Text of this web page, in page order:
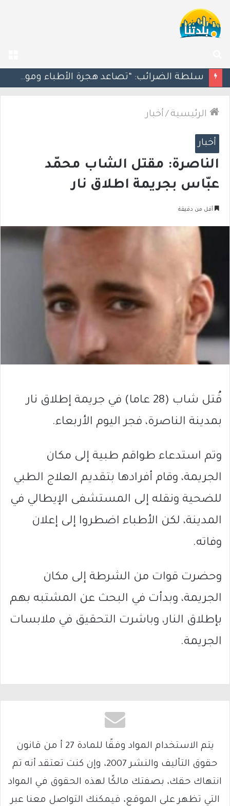
عن
مسؤول إسرائيلي: الحكومة اللبنانية وافقت على وجود الجيش الإسرائيلي داخل أراضيها
الرئيسية / أخبار
أخبار
الناصرة: مقتل الشاب محمّد
عبّاس بجريمة اطلاق نار
أقل من دقيقة
قُتل شاب (28 عاما) في جريمة إطلاق نار
بمدينة الناصرة، فجر اليوم الأربعاء.
وتم استدعاء طواقم طبية إلى مكان
الجريمة، وقام أفرادها بتقديم العلاج الطبي
للضحية ونقله إلى المستشفى الإيطالي في
المدينة، لكن الأطباء اضطروا إلى إعلان
وفاته.
وحضرت قوات من الشرطة إلى مكان
الجريمة، وبدأت في البحث عن المشتبه بهم
بإطلاق النار، وباشرت التحقيق في ملابسات
الجريمة.
يتم الاستخدام المواد وفقًا للمادة 27 أ من قانون
حقوق التأليف والنشر 2007، وإن كنت تعتقد أنه تم
انتهاك حقك، بصفتك مالكًا لهذه الحقوق في المواد
التي تظهر على الموقع، فيمكنك التواصل معنا عبر